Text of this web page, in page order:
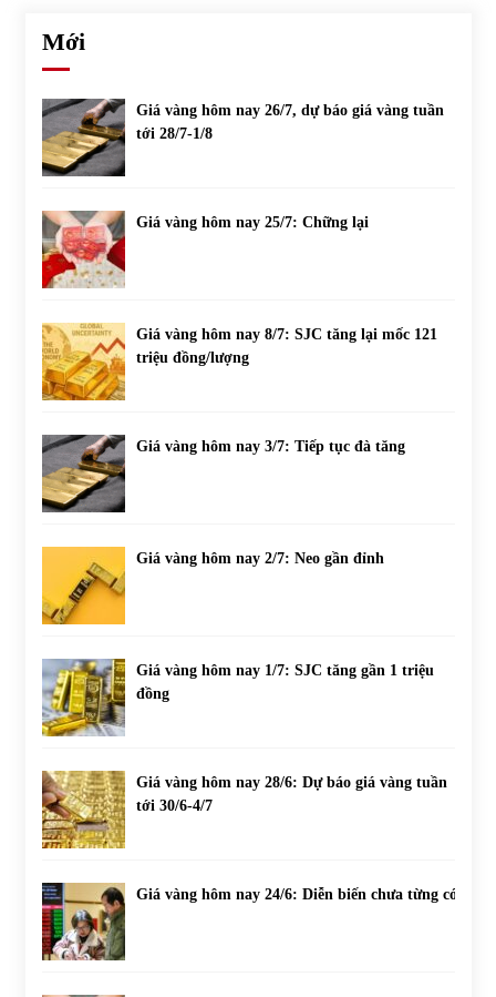
Mới
Giá vàng hôm nay 26/7, dự báo giá vàng tuần
tới 28/7-1/8
Giá vàng hôm nay 25/7: Chững lại
Giá vàng hôm nay 8/7: SJC tăng lại mốc 121
triệu đồng/lượng
Giá vàng hôm nay 3/7: Tiếp tục đà tăng
Giá vàng hôm nay 2/7: Neo gần đỉnh
Giá vàng hôm nay 1/7: SJC tăng gần 1 triệu
đồng
Giá vàng hôm nay 28/6: Dự báo giá vàng tuần
tới 30/6-4/7
Giá vàng hôm nay 24/6: Diễn biến chưa từng có